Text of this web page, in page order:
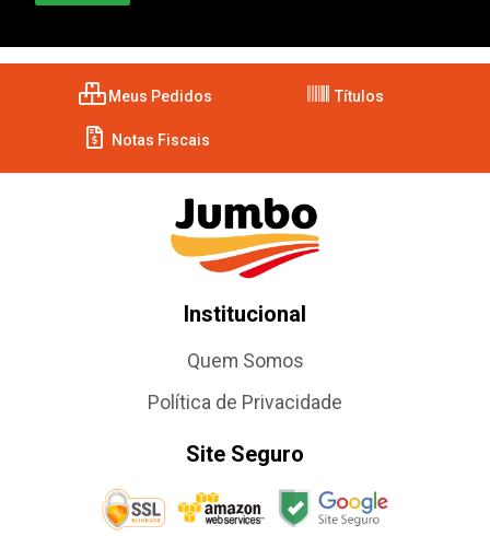
Meus Pedidos Títulos
Notas Fiscais
Institucional
Quem Somos
Política de Privacidade
Site Seguro